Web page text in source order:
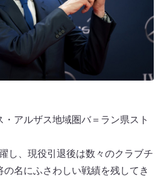
アルザス地域圏バ＝ラン県スト
し、現役引退後は数々のクラブチ
名にふさわしい戦績を残してき